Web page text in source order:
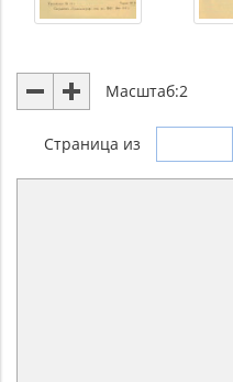
Масштаб:2
Страница из